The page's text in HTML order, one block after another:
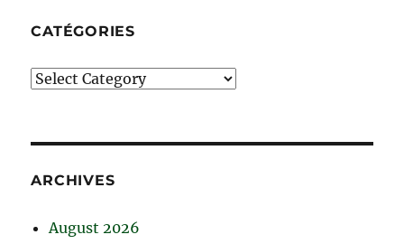
CATÉGORIES
Catégories
ARCHIVES
August 2026